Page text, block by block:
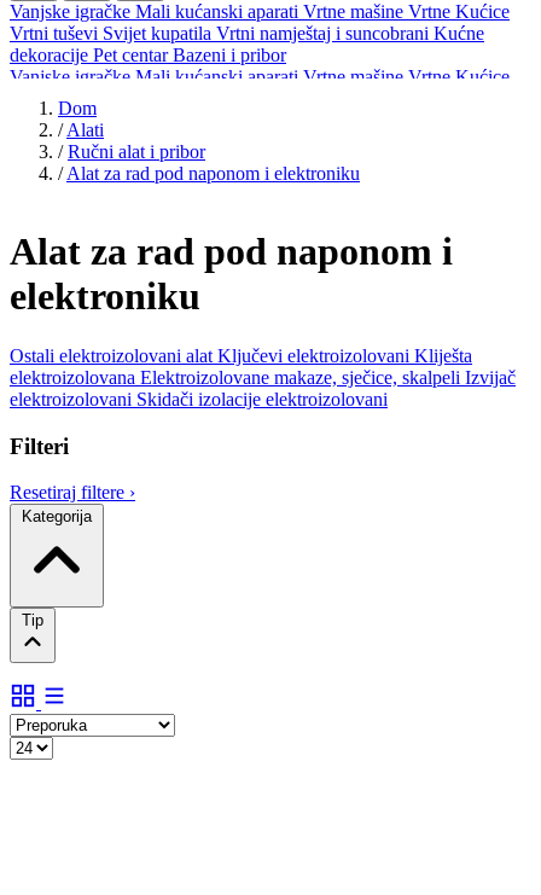
Vanjske igračke Mali kućanski aparati Vrtne mašine Vrtne Kućice
Vrtni tuševi Svijet kupatila Vrtni namještaj i suncobrani Kućne
dekoracije Pet centarBazeni i pribor
Vanjske igračke Mali kućanski aparati Vrtne mašine Vrtne Kućice
Vrtni tuševi
dekoracijePet centar
Dom
/ Alati
/ Ručni alat i pribor
/ Alat za rad pod naponom i elektroniku
Alat za rad pod naponom i
elektroniku
Ostali elektroizolovani alat Ključevi elektroizolovani Kliješta
elektroizolovana Elektroizolovane makaze, sječice, skalpeli Izvijač
elektroizolovani Skidači izolacije elektroizolovani
Filteri
Resetiraj filtere ›
Kategorija
Tip